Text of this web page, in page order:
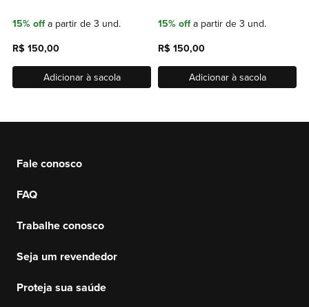
15% offa partir de 3 und.
R$ 150,00
Adicionar à sacola
15% offa partir de 3 und.
R$ 150,00
Adicionar à sacola
Fale conosco
FAQ
Trabalhe conosco
Seja um revendedor
Proteja sua saúde